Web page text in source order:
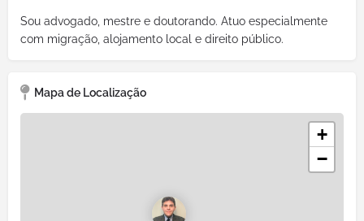
Sou advogado, mestre e doutorando. Atuo especialmente
com migração, alojamento local e direito público.
Mapa de Localização
+
−